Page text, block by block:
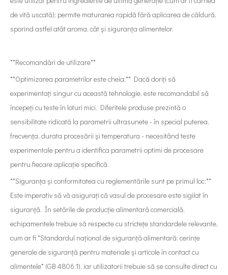
de vită uscată); permite maturarea rapidă fără aplicarea de căldură,
sporind astfel atât aroma, cât și siguranța alimentelor.
**Recomandări de utilizare**
**Optimizarea parametrilor este cheia:** Dacă doriți să
experimentați singur cu această tehnologie, este recomandabil să
începeți cu teste în loturi mici. Diferitele produse prezintă o
sensibilitate ridicată la parametrii ultrasunete - în special puterea,
frecvența, durata procesării și temperatura - necesitând teste
experimentale pentru a identifica parametrii optimi de procesare
pentru fiecare aplicație specifică.
**Siguranța și conformitatea cu reglementările sunt pe primul loc:**
Este imperativ să vă asigurați că vasul de procesare este sigilat în
siguranță. În setările de producție alimentară comercială,
echipamentele trebuie să respecte cu strictețe standardele relevante,
cum ar fi *Standardul național de siguranță alimentară: cerințe
generale de siguranță pentru materiale și articole în contact cu
alimentele* (GB 4806.1), iar utilizatorii trebuie să se consulte direct cu